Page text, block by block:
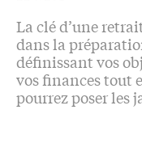
La clé d’une
dans la
définissant vos
vos finances tout
pourrez poser les